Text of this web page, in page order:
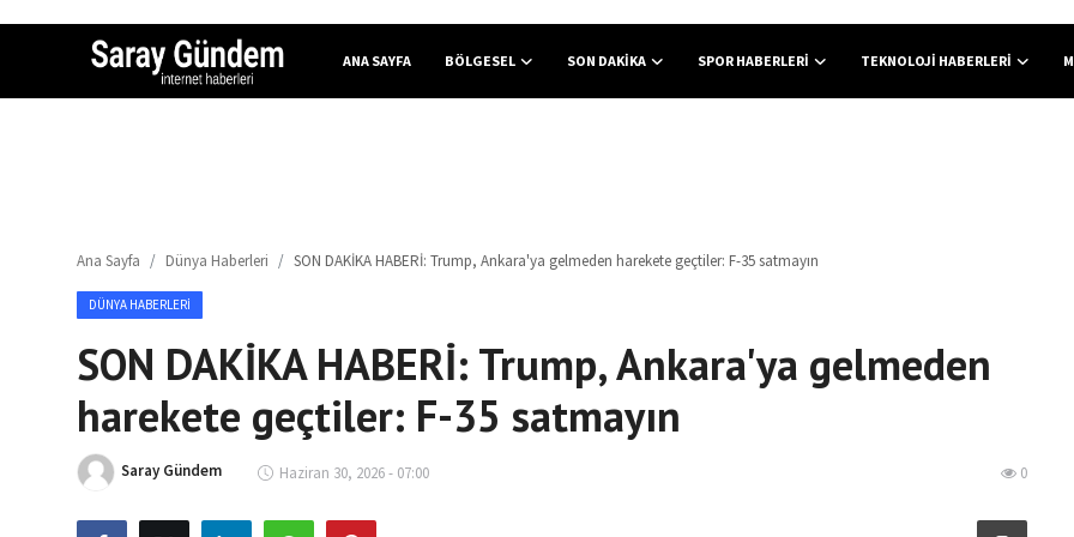
ANA SAYFA BÖLGESEL SON DAKIKA SPOR HABERLERI TEKNOLOJI HABERLERI
Son Dakika
Magazin Haberleri
Ana Sayfa Dünya Haberleri SON DAKİKA HABERİ: Trump, Ankara'ya gelmeden harekete geçtiler: F-35 satmayın
DÜNYA HABERLERI
SON DAKİKA HABERİ: Trump, Ankara'ya gelmeden
harekete geçtiler: F-35 satmayın
Saray Gündem Haziran 30, 2026 - 07:00 0